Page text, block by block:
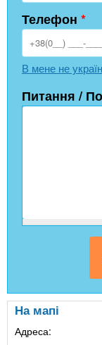
Телефон *
В мене не
Питання /
На мапі
Адреса: